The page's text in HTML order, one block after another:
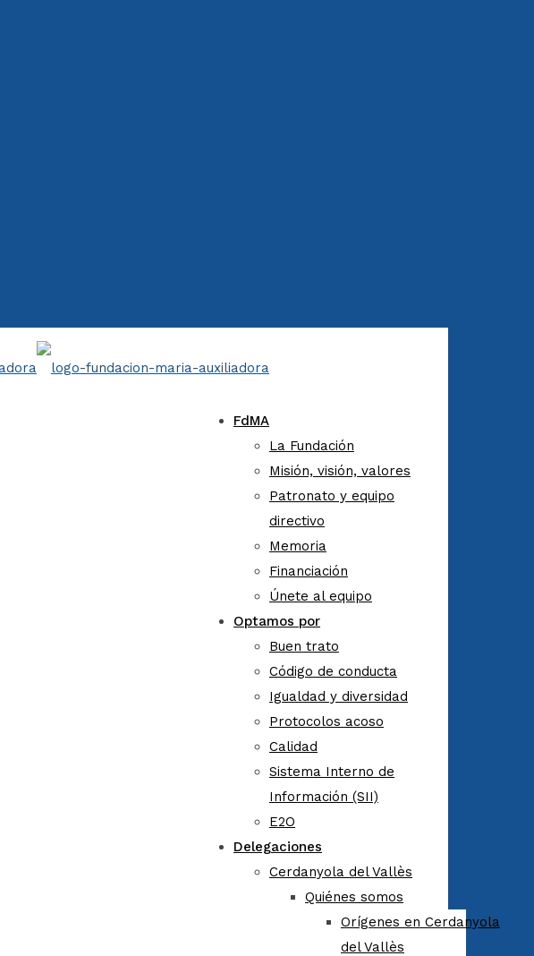
FdMA
La Fundación
Misión, visión, valores
Patronato y equipo
directivo
Memoria
Financiación
Únete al equipo
Optamos por
Buen trato
Código de conducta
Igualdad y diversidad
Protocolos acoso
Calidad
Sistema Interno de
Información (SII)
E2O
Delegaciones
Cerdanyola del Vallès
Quiénes somos
Orígenes en Cerdanyola
del Vallès